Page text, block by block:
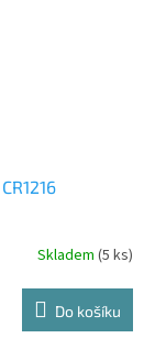
Skladem (5 ks)
Do košíku